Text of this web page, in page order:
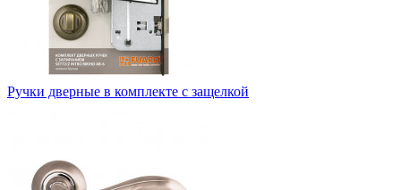
Ручки дверные в комплекте с защелкой